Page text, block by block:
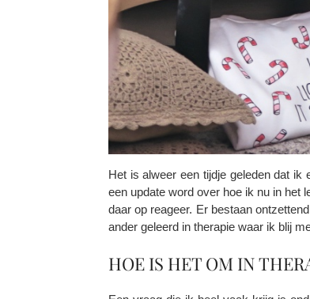
Het is alweer een tijdje geleden dat ik
een update word over hoe ik nu in het
daar op reageer. Er bestaan
ander geleerd in therapie waar ik blij
HOE IS HET OM IN